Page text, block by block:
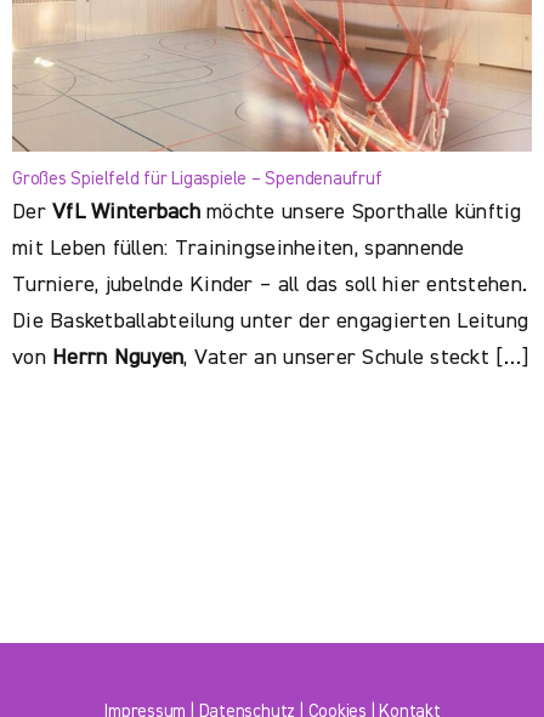
Großes Spielfeld für Ligaspiele – Spendenaufruf
DerVfL Winterbachmöchte unsere Sporthalle künftig
mit Leben füllen: Trainingseinheiten, spannende
Turniere, jubelnde Kinder – all das soll hier entstehen.
Die Basketballabteilung unter der engagierten Leitung
von Herrn Nguyen, Vater an unserer Schule steckt […]
Impressum Datenschutz Cookies Kontakt